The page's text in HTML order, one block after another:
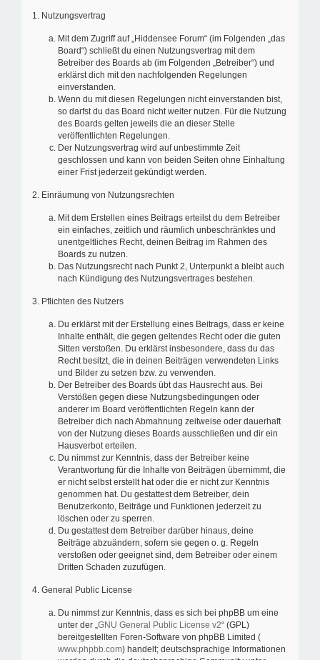
1. Nutzungsvertrag
Mit dem Zugriff auf „Hiddensee Forum“ (im Folgenden „das
Board“) schließt du einen Nutzungsvertrag mit dem
Betreiber des Boards ab (im Folgenden „Betreiber“) und
erklärst dich mit den nachfolgenden Regelungen
einverstanden.
Wenn du mit diesen Regelungen nicht einverstanden bist,
so darfst du das Board nicht weiter nutzen. Für die Nutzung
des Boards gelten jeweils die an dieser Stelle
veröffentlichten Regelungen.
Der Nutzungsvertrag wird auf unbestimmte Zeit
geschlossen und kann von beiden Seiten ohne Einhaltung
einer Frist jederzeit gekündigt werden.
2. Einräumung von Nutzungsrechten
Mit dem Erstellen eines Beitrags erteilst du dem Betreiber
ein einfaches, zeitlich und räumlich unbeschränktes und
unentgeltliches Recht, deinen Beitrag im Rahmen des
Boards zu nutzen.
Das Nutzungsrecht nach Punkt 2, Unterpunkt a bleibt auch
nach Kündigung des Nutzungsvertrages bestehen.
3. Pflichten des Nutzers
Du erklärst mit der Erstellung eines Beitrags, dass er keine
Inhalte enthält, die gegen geltendes Recht oder die guten
Sitten verstoßen. Du erklärst insbesondere, dass du das
Recht besitzt, die in deinen Beiträgen verwendeten Links
und Bilder zu setzen bzw. zu verwenden.
Der Betreiber des Boards übt das Hausrecht aus. Bei
Verstößen gegen diese Nutzungsbedingungen oder
anderer im Board veröffentlichten Regeln kann der
Betreiber dich nach Abmahnung zeitweise oder dauerhaft
von der Nutzung dieses Boards ausschließen und dir ein
Hausverbot erteilen.
Du nimmst zur Kenntnis, dass der Betreiber keine
Verantwortung für die Inhalte von Beiträgen übernimmt, die
er nicht selbst erstellt hat oder die er nicht zur Kenntnis
genommen hat. Du gestattest dem Betreiber, dein
Benutzerkonto, Beiträge und Funktionen jederzeit zu
löschen oder zu sperren.
Du gestattest dem Betreiber darüber hinaus, deine
Beiträge abzuändern, sofern sie gegen o. g. Regeln
verstoßen oder geeignet sind, dem Betreiber oder einem
Dritten Schaden zuzufügen.
4. General Public License
Du nimmst zur Kenntnis, dass es sich bei phpBB um eine
unter der „GNU General Public License v2“ (GPL)
bereitgestellten Foren-Software von phpBB Limited (
www.phpbb.com) handelt; deutschsprachige Informationen